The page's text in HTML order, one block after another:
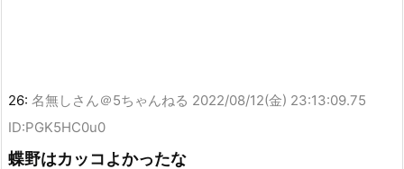
26: 名無しさん＠5ちゃんねる 2022/08/12(金) 23:13:09.75
ID:PGK5HC0u0
蝶野はカッコよかったな